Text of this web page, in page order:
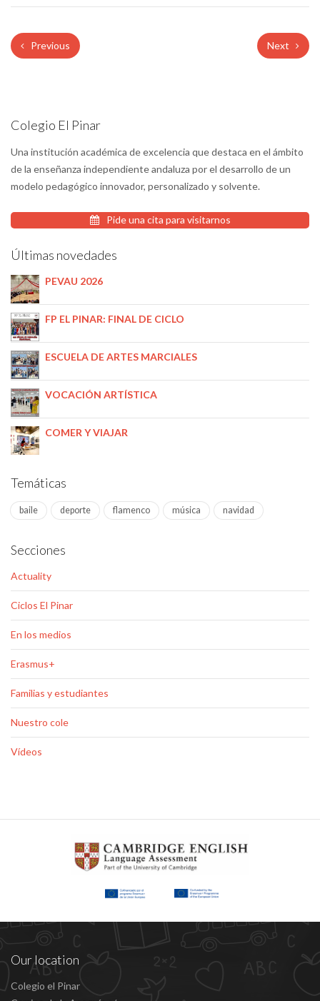
Previous Next
Colegio El Pinar
Una institución académica de excelencia que destaca en el ámbito
de la enseñanza independiente andaluza por el desarrollo de un
modelo pedagógico innovador, personalizado y solvente.
Pide una cita para visitarnos
Últimas novedades
PEVAU 2026
FP EL PINAR: FINAL DE CICLO
ESCUELA DE ARTES MARCIALES
VOCACIÓN ARTÍSTICA
COMER Y VIAJAR
Temáticas
baile deporte flamenco música navidad
Secciones
Actuality
Ciclos El Pinar
En los medios
Erasmus+
Familias y estudiantes
Nuestro cole
Vídeos
Our location
Colegio el Pinar